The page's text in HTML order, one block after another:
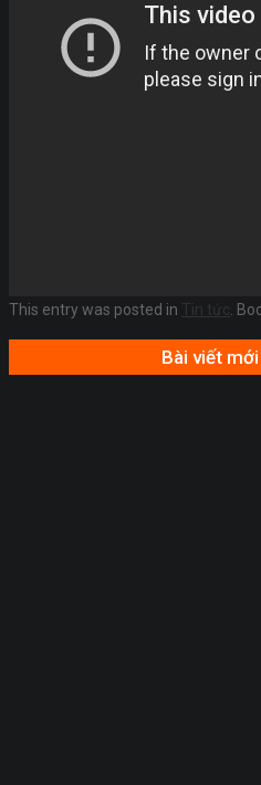
This entry was posted in Tin tức .
Bài viết